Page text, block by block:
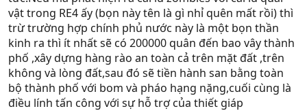
vật trong RE4 ấy (bọn này tên là gì nhỉ quên mất rồi) thì
trừ trường hợp chính phủ nước này là một bọn thần
kinh ra thì ít nhất sẽ có 200000 quân đến bao vây thành
phố ,xây dựng hàng rào an toàn cả trên mặt đất ,trên
không và lòng đất,sau đó sẽ tiền hành san bằng toàn
bộ thành phố với bom và pháo hạng nặng,cuối cùng là
điều lính tấn công với sự hỗ trợ của thiết giáp